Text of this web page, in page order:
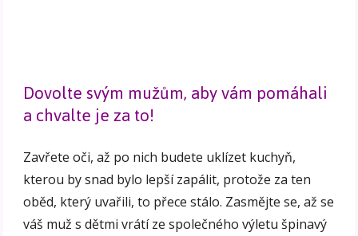
Dovolte svým mužům, aby vám pomáhali
a chvalte je za to!
Zavřete oči, až po nich budete uklízet kuchyň,
kterou by snad bylo lepší zapálit, protože za ten
oběd, který uvařili, to přece stálo. Zasmějte se, až se
váš muž s dětmi vrátí ze společného výletu špinavý